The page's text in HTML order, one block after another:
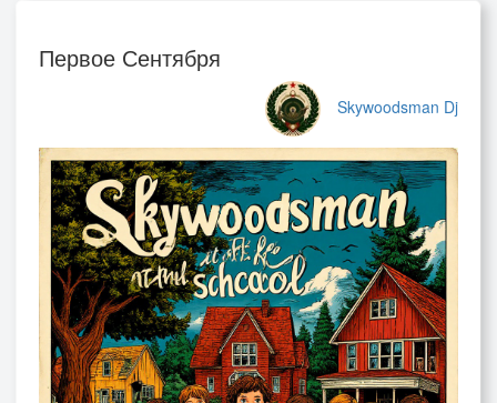
Первое Сентября
Skywoodsman Dj